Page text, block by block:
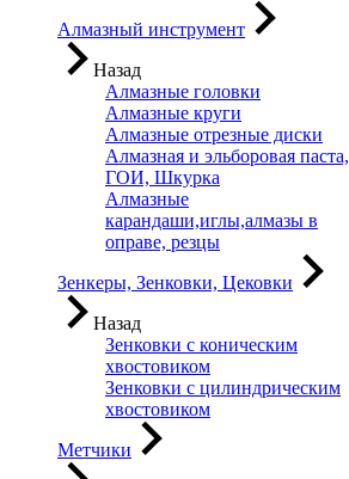
Алмазный инструмент
Назад
Алмазные головки
Алмазные круги
Алмазные отрезные диски
Алмазная и эльборовая паста,
ГОИ, Шкурка
Алмазные
карандаши,иглы,алмазы в
оправе, резцы
Зенкеры, Зенковки, Цековки
Назад
Зенковки с коническим
хвостовиком
Зенковки с цилиндрическим
хвостовиком
Метчики